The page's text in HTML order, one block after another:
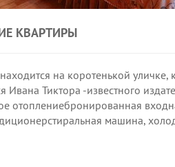
КВАРТИРЫ
на коротенькой
Ивана Тиктора -известного
отоплениебронированная
машина,